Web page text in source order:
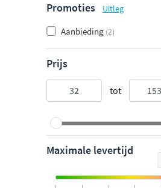
Promoties Uitleg
Aanbieding (2)
Prijs
tot
Maximale levertijd